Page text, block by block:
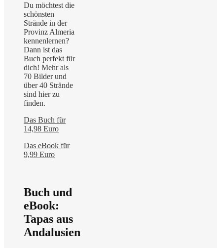
Du möchtest die
schönsten
Strände in der
Provinz Almeria
kennenlernen?
Dann ist das
Buch perfekt für
dich! Mehr als
70 Bilder und
über 40 Strände
sind hier zu
finden.
Das Buch für
14,98 Euro
Das eBook für
9,99 Euro
Buch und
eBook:
Tapas aus
Andalusien